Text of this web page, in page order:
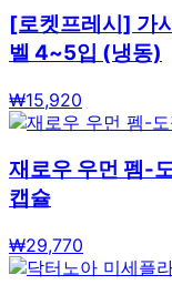
[로켓프레시] 가
벨 4~5입 (냉동)
₩15,920
재로우 우먼 펨-
캡슐
₩29,770